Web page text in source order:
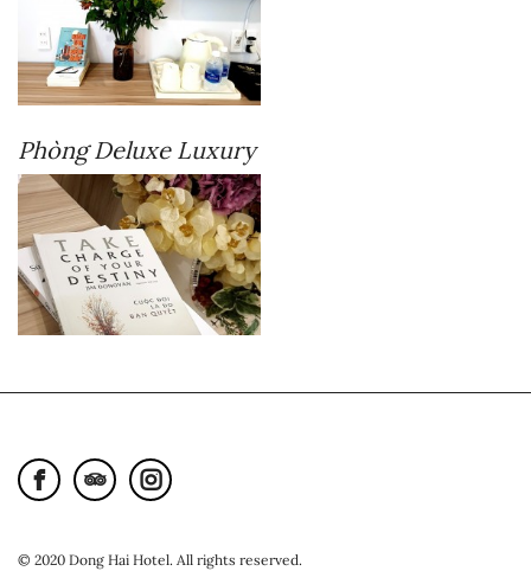
Phòng Deluxe Luxury
© 2020 Dong Hai Hotel. All rights reserved.